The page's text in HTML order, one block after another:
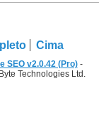
Cima
SEO v2.0.42 (Pro)-
Technologies Ltd.